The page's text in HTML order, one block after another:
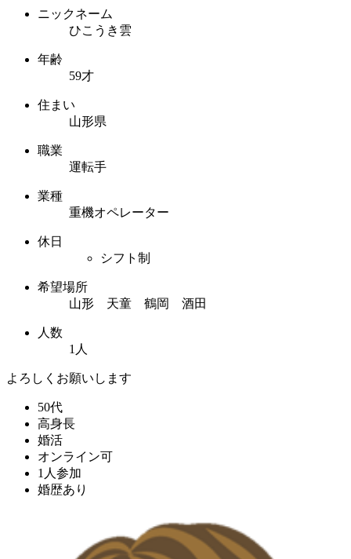
ニックネーム
ひこうき雲
年齢
59才
住まい
山形県
職業
運転手
業種
重機オペレーター
休日
シフト制
希望場所
山形 天童 鶴岡 酒田
人数
1人
よろしくお願いします
50代
高身長
婚活
オンライン可
1人参加
婚歴あり